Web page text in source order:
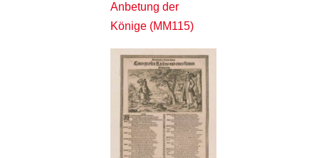
Anbetung der
Könige (MM115)